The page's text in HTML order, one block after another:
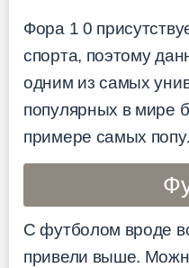
Фора 1 0
спорта, поэтому
одним из самых
популярных в мире
примере самых
С футболом вроде
привели выше.